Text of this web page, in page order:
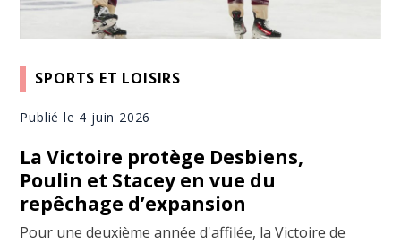
SPORTS ET LOISIRS
Publié le 4 juin 2026
La Victoire protège Desbiens,
Poulin et Stacey en vue du
repêchage d’expansion
Pour une deuxième année d'affilée, la Victoire de